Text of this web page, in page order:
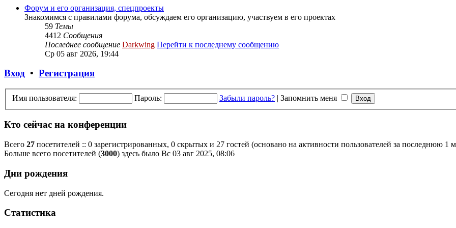
Форум и его организация, спецпроекты
Знакомимся с правилами форума, обсуждаем его организацию, участвуем в его проектах
59 Темы
4412 Сообщения
Последнее сообщение Darkwing Перейти к последнему сообщению
Ср 05 авг 2026, 19:44
Вход • Регистрация
Имя пользователя: Пароль: Забыли пароль? | Запомнить меня
Кто сейчас на конференции
Всего 27 посетителей :: 0 зарегистрированных, 0 скрытых и 27 гостей (основано на активности пользователей за последнюю 1
Больше всего посетителей (3000) здесь было Вс 03 авг 2025, 08:06
Дни рождения
Сегодня нет дней рождения.
Статистика